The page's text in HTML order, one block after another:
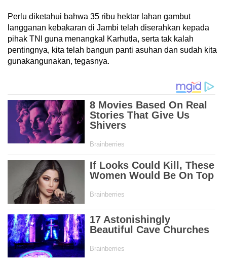
Perlu diketahui bahwa 35 ribu hektar lahan gambut
langganan kebakaran di Jambi telah diserahkan kepada
pihak TNI guna menangkal Karhutla, serta tak kalah
pentingnya, kita telah bangun panti asuhan dan sudah kita
gunakangunakan, tegasnya.